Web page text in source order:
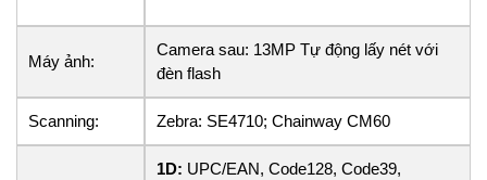
Máy ảnh:
Camera sau: 13MP Tự động lấy nét với
đèn flash
Scanning: Zebra: SE4710; Chainway CM60
1D: UPC/EAN, Code128, Code39,